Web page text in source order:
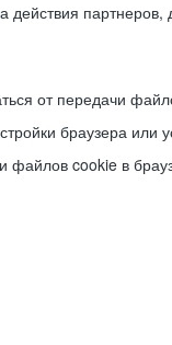
действия
от передачи
браузера
файлов cookie в